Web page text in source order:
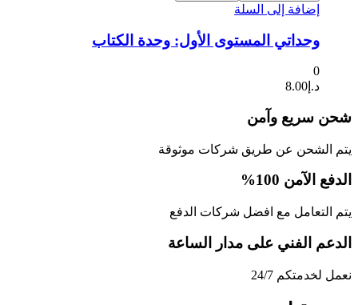
إضافة إلى السلة
وحداتي المستوى الأول: وحدة الكتاب
0
د.إ 8.00
شحن سريع وآمن
يتم الشحن عن طريق شركات موثوقة
الدفع الآمن 100%
يتم التعامل مع افضل شركات الدفع
الدعم الفني على مدار الساعة
نعمل لخدمتكم 24/7